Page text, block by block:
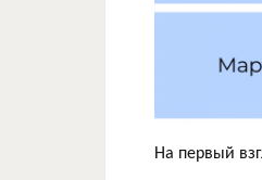
На первый